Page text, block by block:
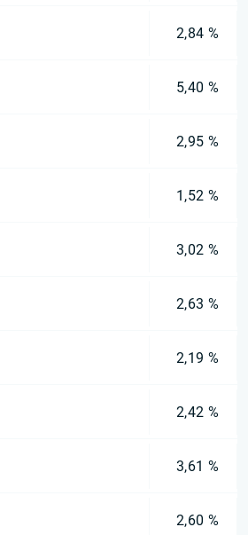
2,84 %
5,40 %
2,95 %
1,52 %
3,02 %
2,63 %
2,19 %
2,42 %
3,61 %
2,60 %